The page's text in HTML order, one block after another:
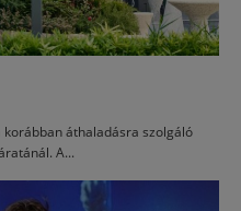
áthaladásra szolgáló
A...